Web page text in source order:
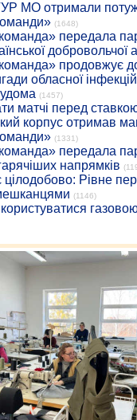
МО отримали
(1648)
команда» передала
добровольчої
команда» продовжує
обласної
(1457)
матчі перед
корпус отримав
(1331)
команда» передала
напрямків
Рівне
(1146)